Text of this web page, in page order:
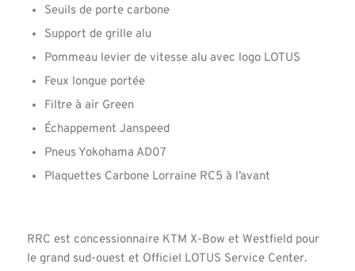
Seuils de porte carbone
Support de grille alu
Pommeau levier de vitesse alu avec logo LOTUS
Feux longue portée
Filtre à air Green
Échappement Janspeed
Pneus Yokohama AD07
Plaquettes Carbone Lorraine RC5 à l’avant
RRC est concessionnaire KTM X-Bow et Westfield pour
le grand sud-ouest et Officiel LOTUS Service Center.